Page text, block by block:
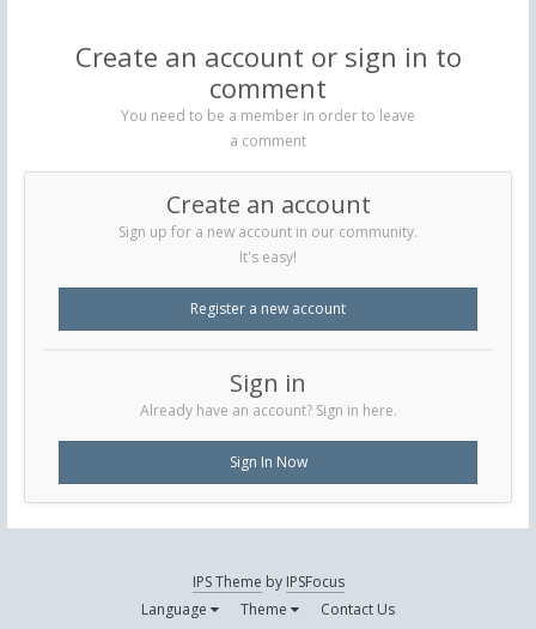
Create an account or sign in to
comment
You need to be a member in order to leave
a comment
Create an account
Sign up for a new account in our community.
It's easy!
Register a new account
Sign in
Already have an account? Sign in here.
Sign In Now
IPS Theme by IPSFocus
Language
Theme Contact Us